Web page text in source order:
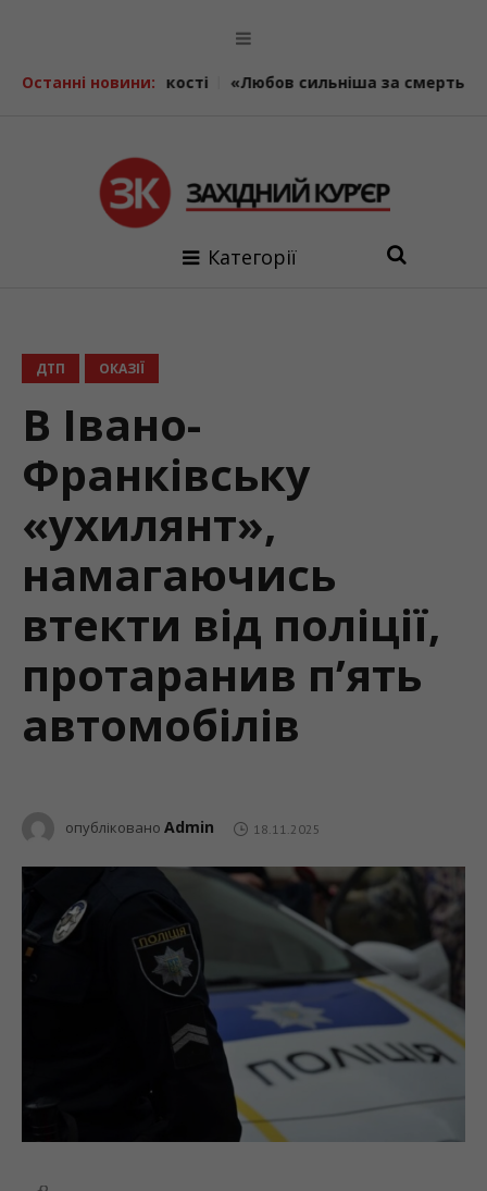
Останні новини:
швидкості «Любов сильніша за смерть»: у
Категорії
ДТП ОКАЗІЇ
В Івано-
Франківську
«ухилянт»,
намагаючись
втекти від поліції,
протаранив п’ять
автомобілів
опубліковано Admin 18.11.2025